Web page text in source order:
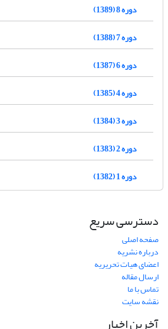
دوره 8 (1389)
دوره 7 (1388)
دوره 6 (1387)
دوره 4 (1385)
دوره 3 (1384)
دوره 2 (1383)
دوره 1 (1382)
دسترسی سریع
صفحه اصلی
درباره نشریه
اعضای هیات تحریریه
ارسال مقاله
تماس با ما
نقشه سایت
آخرین اخبار